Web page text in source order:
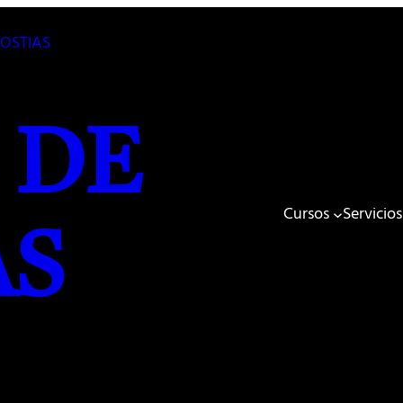
DE
Cursos Servicios